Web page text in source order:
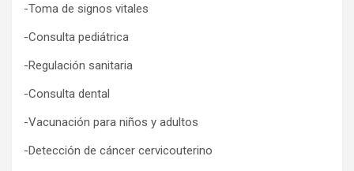
-Toma de signos vitales
-Consulta pediátrica
-Regulación sanitaria
-Consulta dental
-Vacunación para niños y adultos
-Detección de cáncer cervicouterino